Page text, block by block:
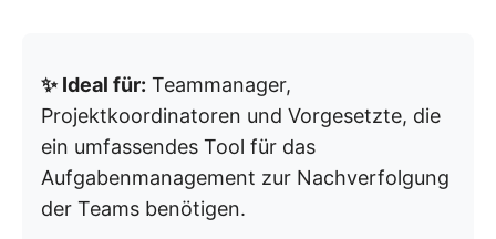
✨ Ideal für: Teammanager,
Projektkoordinatoren und Vorgesetzte, die
ein umfassendes Tool für das
Aufgabenmanagement zur Nachverfolgung
der Teams benötigen.